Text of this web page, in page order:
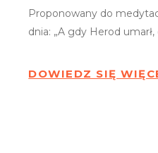
Proponowany do
dnia: „A gdy Herod
DOWIEDZ SIĘ